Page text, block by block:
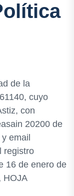
de la
cuyo
con
20200 de
email
registro
16 de enero de
HOJA